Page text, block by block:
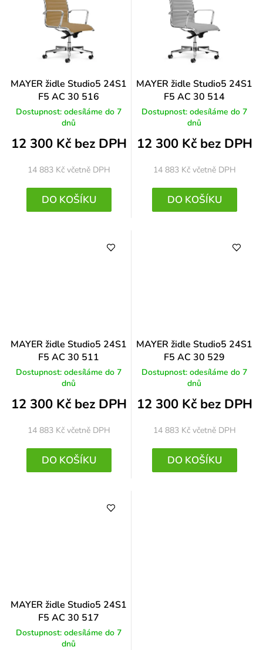
MAYER židle Studio5 24S1
F5 AC 30 516
Dostupnost: odesíláme do 7
dnů
12 300 Kč bez DPH
14 883 Kč včetně DPH
DO KOŠÍKU
MAYER židle Studio5 24S1
F5 AC 30 514
Dostupnost: odesíláme do 7
dnů
12 300 Kč bez DPH
14 883 Kč včetně DPH
DO KOŠÍKU
MAYER židle Studio5 24S1
F5 AC 30 511
Dostupnost: odesíláme do 7
dnů
12 300 Kč bez DPH
14 883 Kč včetně DPH
DO KOŠÍKU
MAYER židle Studio5 24S1
F5 AC 30 529
Dostupnost: odesíláme do 7
dnů
12 300 Kč bez DPH
14 883 Kč včetně DPH
DO KOŠÍKU
MAYER židle Studio5 24S1
F5 AC 30 517
Dostupnost: odesíláme do 7
dnů